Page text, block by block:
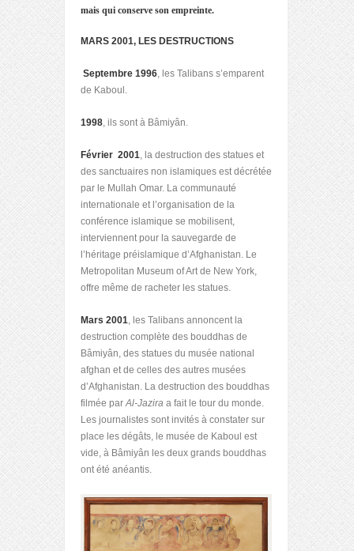
mais qui conserve son empreinte.
MARS 2001, LES DESTRUCTIONS
Septembre 1996, les Talibans s’emparent
de Kaboul.
1998, ils sont à Bâmiyân.
Février 2001, la destruction des statues et
des sanctuaires non islamiques est décrétée
par le Mullah Omar. La communauté
internationale et l’organisation de la
conférence islamique se mobilisent,
interviennent pour la sauvegarde de
l’héritage préislamique d’Afghanistan. Le
Metropolitan Museum of Art de New York,
offre même de racheter les statues.
Mars 2001, les Talibans annoncent la
destruction complète des bouddhas de
Bâmiyân, des statues du musée national
afghan et de celles des autres musées
d’Afghanistan. La destruction des bouddhas
filmée parAl-Jazira a fait le tour du monde.
Les journalistes sont invités à constater sur
place les dégâts, le musée de Kaboul est
vide, à Bâmiyân les deux grands bouddhas
ont été anéantis.